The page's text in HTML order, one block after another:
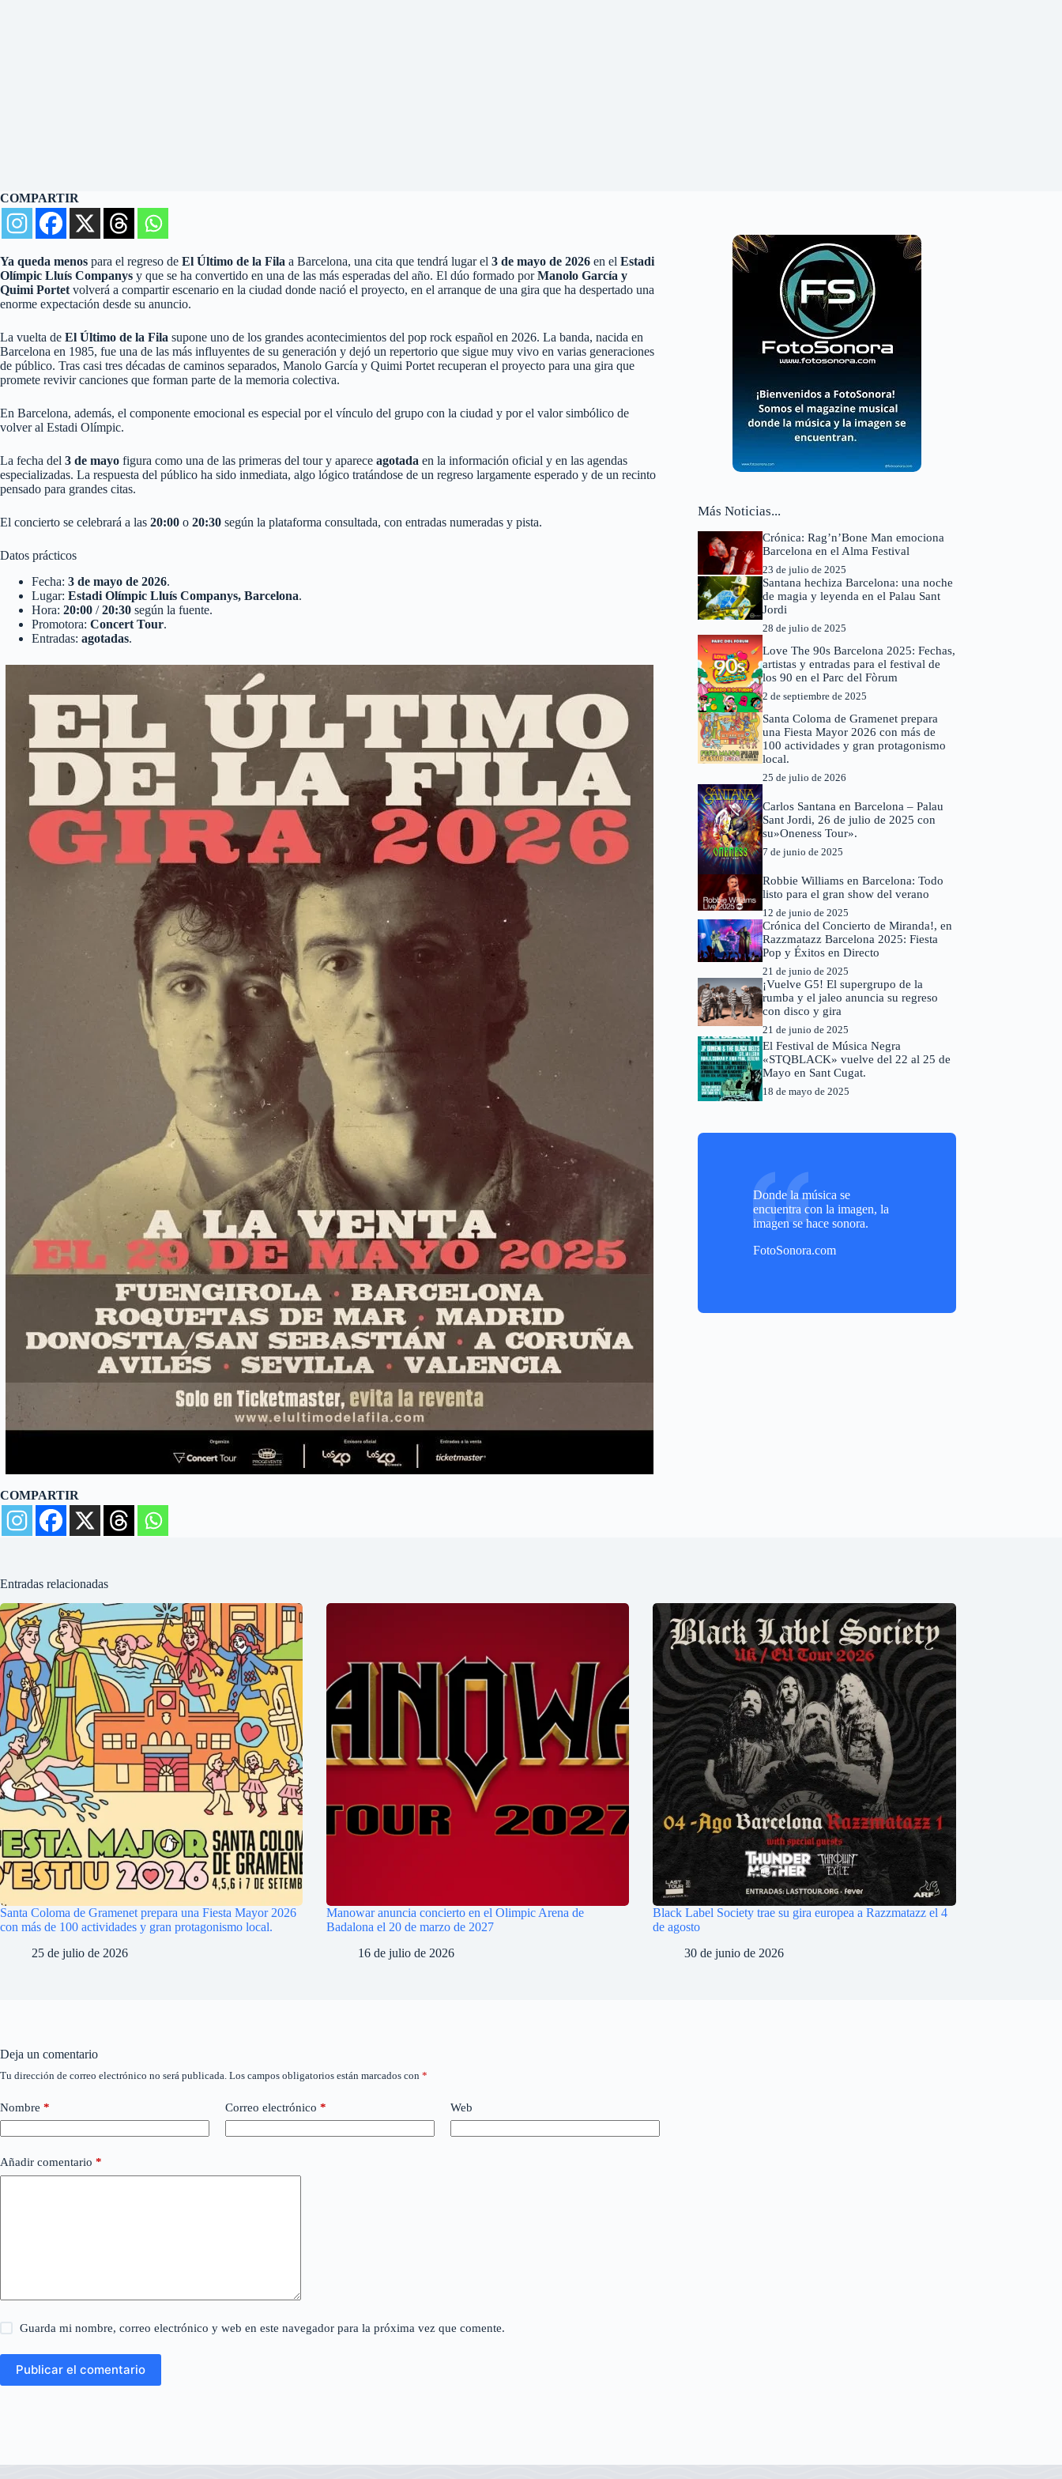
COMPARTIR
Ya queda menos para el regreso de El Último de la Fila a Barcelona, una cita que tendrá lugar el 3 de mayo de 2026 en el Estadi
Olímpic Lluís Companys y que se ha convertido en una de las más esperadas del año. El dúo formado porManolo García y
Quimi Portet volverá a compartir escenario en la ciudad donde nació el proyecto, en el arranque de una gira que ha despertado una
enorme expectación desde su anuncio.
La vuelta de El Último de la Fila supone uno de los grandes acontecimientos del pop rock español en 2026. La banda, nacida en
Barcelona en 1985, fue una de las más influyentes de su generación y dejó un repertorio que sigue muy vivo en varias generaciones
de público. Tras casi tres décadas de caminos separados, Manolo García y Quimi Portet recuperan el proyecto para una gira que
promete revivir canciones que forman parte de la memoria colectiva.
En Barcelona, además, el componente emocional es especial por el vínculo del grupo con la ciudad y por el valor simbólico de
volver al Estadi Olímpic.
La fecha del 3 de mayo figura como una de las primeras del tour y aparece agotada en la información oficial y en las agendas
especializadas. La respuesta del público ha sido inmediata, algo lógico tratándose de un regreso largamente esperado y de un recinto
pensado para grandes citas.
El concierto se celebrará a las 20:00 o 20:30 según la plataforma consultada, con entradas numeradas y pista.
Datos prácticos
Fecha: 3 de mayo de 2026.
Lugar: Estadi Olímpic Lluís Companys, Barcelona.
Hora: 20:00 /20:30 según la fuente.
Promotora: Concert Tour.
Entradas: agotadas.
COMPARTIR
Más Noticias...
Crónica: Rag’n’Bone Man emociona
Barcelona en el Alma Festival
23 de julio de 2025
Santana hechiza Barcelona: una noche
de magia y leyenda en el Palau Sant
Jordi
28 de julio de 2025
Love The 90s Barcelona 2025: Fechas,
artistas y entradas para el festival de
los 90 en el Parc del Fòrum
2 de septiembre de 2025
Santa Coloma de Gramenet prepara
una Fiesta Mayor 2026 con más de
100 actividades y gran protagonismo
local.
25 de julio de 2026
Carlos Santana en Barcelona – Palau
Sant Jordi, 26 de julio de 2025 con
su»Oneness Tour».
7 de junio de 2025
Robbie Williams en Barcelona: Todo
listo para el gran show del verano
12 de junio de 2025
Crónica del Concierto de Miranda!, en
Razzmatazz Barcelona 2025: Fiesta
Pop y Éxitos en Directo
21 de junio de 2025
¡Vuelve G5! El supergrupo de la
rumba y el jaleo anuncia su regreso
con disco y gira
21 de junio de 2025
El Festival de Música Negra
«STQBLACK» vuelve del 22 al 25 de
Mayo en Sant Cugat.
18 de mayo de 2025
Donde la música se
encuentra con la imagen, la
imagen se hace sonora.
FotoSonora.com
Entradas relacionadas
Santa Coloma de Gramenet prepara una Fiesta Mayor 2026
con más de 100 actividades y gran protagonismo local.
25 de julio de 2026
Manowar anuncia concierto en el Olimpic Arena de
Badalona el 20 de marzo de 2027
16 de julio de 2026
Black Label Society trae su gira europea a Razzmatazz el 4
de agosto
30 de junio de 2026
Deja un comentario
Tu dirección de correo electrónico no será publicada. Los campos obligatorios están marcados con *
Nombre * Correo electrónico * Web
Añadir comentario *
Guarda mi nombre, correo electrónico y web en este navegador para la próxima vez que comente.
Publicar el comentario